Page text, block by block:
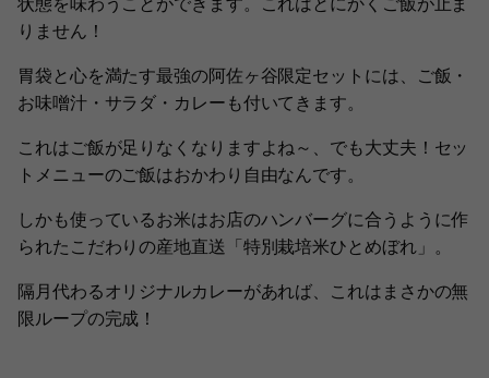
りません！
胃袋と心を満たす最強の阿佐ヶ谷限定セットには、ご飯・
お味噌汁・サラダ・カレーも付いてきます。
これはご飯が足りなくなりますよね～、でも大丈夫！セッ
トメニューのご飯はおかわり自由なんです。
しかも使っているお米はお店のハンバーグに合うように作
られたこだわりの産地直送「特別栽培米ひとめぼれ」。
隔月代わるオリジナルカレーがあれば、これはまさかの無
限ループの完成！